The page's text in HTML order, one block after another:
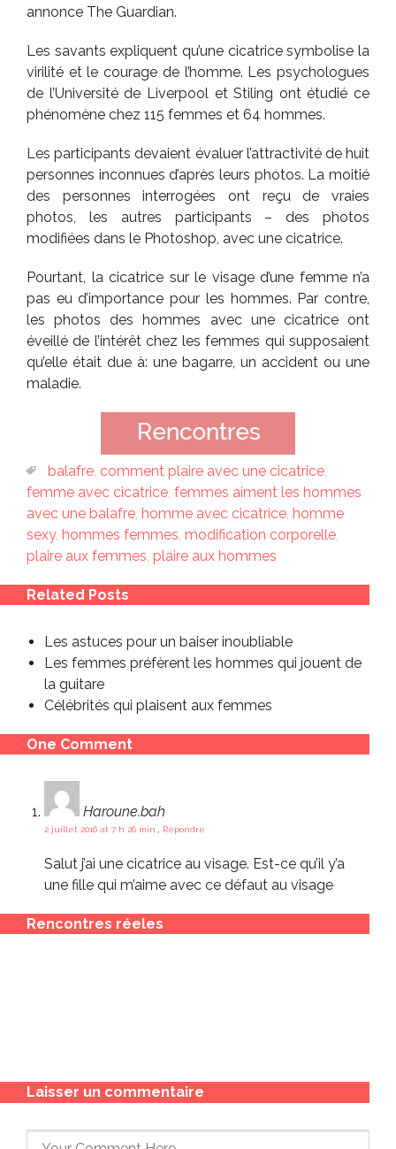
annonce The Guardian.
Les savants expliquent qu’une cicatrice symbolise la
virilité et le courage de l’homme. Les psychologues
de l’Université de Liverpool et Stiling ont étudié ce
phénomène chez 115 femmes et 64 hommes.
Les participants devaient évaluer l’attractivité de huit
personnes inconnues d’après leurs photos. La moitié
des personnes interrogées ont reçu de vraies
photos, les autres participants – des photos
modifiées dans le Photoshop, avec une cicatrice.
Pourtant, la cicatrice sur le visage d’une femme n’a
pas eu d’importance pour les hommes. Par contre,
les photos des hommes avec une cicatrice ont
éveillé de l’intérêt chez les femmes qui supposaient
qu’elle était due à: une bagarre, un accident ou une
maladie.
balafre comment plaire avec une cicatrice
femme avec cicatrice femmes aiment les hommes
avec une balafre homme avec cicatrice homme
sexy, hommes femmes modification corporelle
plaire aux femmes plaire aux hommes
Related Posts
Les astuces pour un baiser inoubliable
Les femmes préfèrent les hommes qui jouent de
la guitare
Célébrités qui plaisent aux femmes
One Comment
Haroune.bah
2 juillet 2016 at 7 h 26 min Répondre
Salut j’ai une cicatrice au visage. Est-ce qu’il y’a
une fille qui m’aime avec ce défaut au visage
Rencontres réeles
Laisser un commentaire